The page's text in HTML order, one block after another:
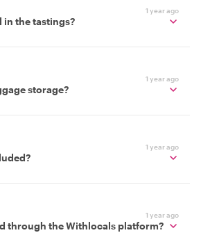
1 year ago
in the tastings?
1 year ago
storage?
1 year ago
1 year ago
through the Withlocals platform?